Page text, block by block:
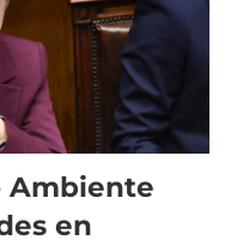
Ambiente
en